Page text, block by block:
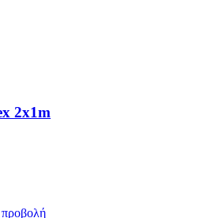
2x1m